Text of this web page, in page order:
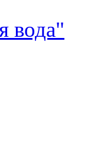
вода"